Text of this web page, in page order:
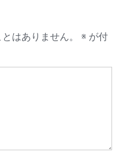
はありません。 ※ が付